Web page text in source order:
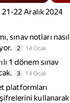
22 Aralık 2024
sınav notları nasıl
2 14 Ocak
1 dönem sınav
3 14 Ocak
platformları
kullanarak